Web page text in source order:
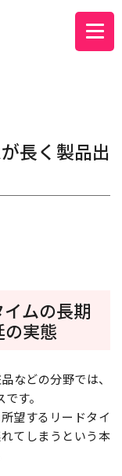
長く製品出
ムの長期
実態
などの分野では、
す。
望するリードタイ
てしまうという本